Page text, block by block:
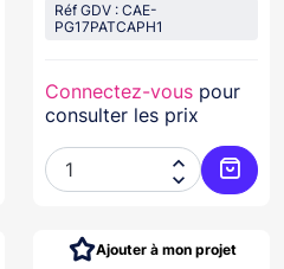
au panier
Réf GDV : CAE-
PG17PATCAPH1
Connectez-vous pour
consulter les prix


Ajouter à mon projet